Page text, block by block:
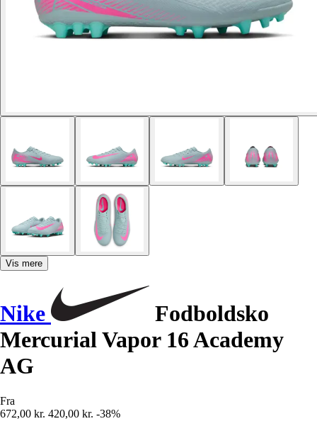
Vis mere
Nike
Fodboldsko
Mercurial Vapor 16 Academy
AG
Fra
672,00 kr. 420,00 kr. -38%